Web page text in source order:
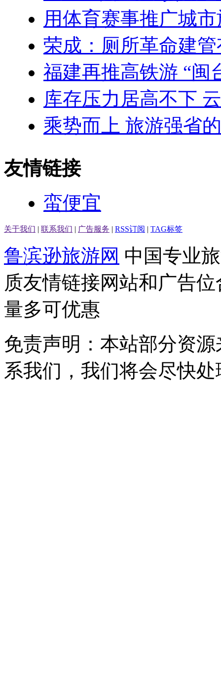
用体育赛事推广城
荣成：厕所革命建
福建再推高铁游 “闽
库存压力居高不下
乘势而上 旅游强省
友情链接
蛮便宜
关于我们 | 联系我们 | 广告服务 | RSS订阅 | TAG标签
鲁滨逊旅游网 中国专业
质友情链接网站和广告
量多可优惠
免责声明：本站部分资
系我们，我们将会尽快